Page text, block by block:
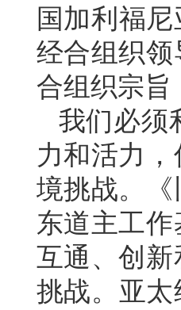
国加利福
经合组织
合组织宗旨
我们必须
力和活力
境挑战。
东道主工
互通、创
挑战。亚